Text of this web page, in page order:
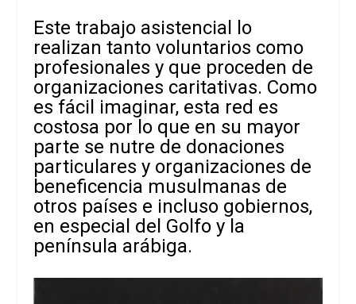
Este trabajo asistencial lo
realizan tanto voluntarios como
profesionales y que proceden de
organizaciones caritativas. Como
es fácil imaginar, esta red es
costosa por lo que en su mayor
parte se nutre de donaciones
particulares y organizaciones de
beneficencia musulmanas de
otros países e incluso gobiernos,
en especial del Golfo y la
península arábiga.